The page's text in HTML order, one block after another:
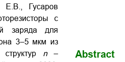
Гусаров
с
заряда для
3–5 мкм из
структур n–
Abstract